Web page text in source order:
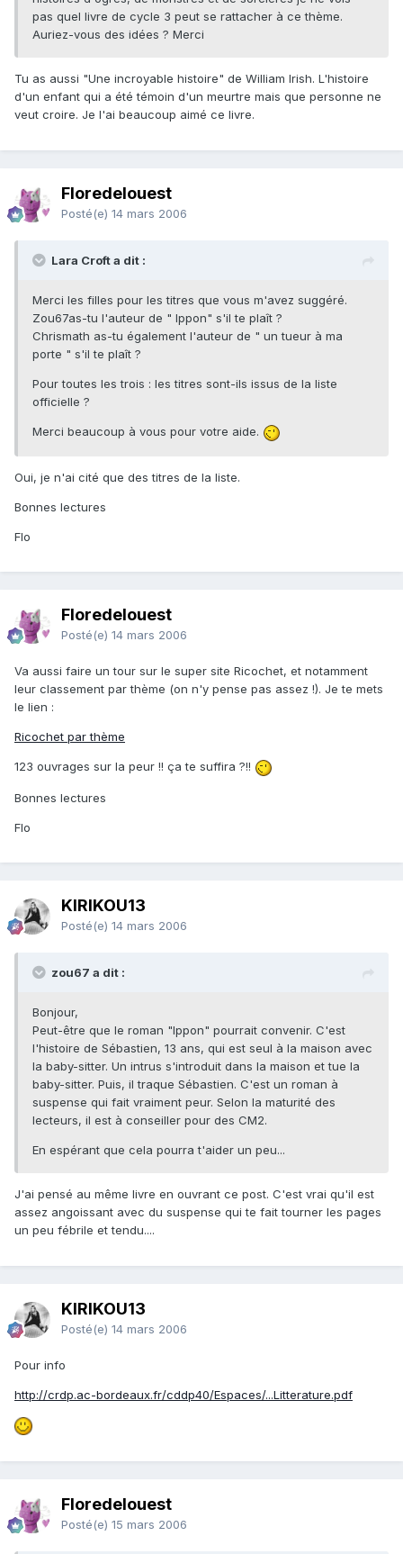
pas quel livre de cycle 3 peut se rattacher à ce thème.
Auriez-vous des idées ? Merci
Tu as aussi "Une incroyable histoire" de William Irish. L'histoire
d'un enfant qui a été témoin d'un meurtre mais que personne ne
veut croire. Je l'ai beaucoup aimé ce livre.
Floredelouest
Posté(e) 14 mars 2006
Lara Croft a dit :
Merci les filles pour les titres que vous m'avez suggéré.
Zou67as-tu l'auteur de " Ippon" s'il te plaît ?
Chrismath as-tu également l'auteur de " un tueur à ma
porte " s'il te plaît ?
Pour toutes les trois : les titres sont-ils issus de la liste
officielle ?
Merci beaucoup à vous pour votre aide.
Oui, je n'ai cité que des titres de la liste.
Bonnes lectures
Flo
Floredelouest
Posté(e) 14 mars 2006
Va aussi faire un tour sur le super site Ricochet, et notamment
leur classement par thème (on n'y pense pas assez !). Je te mets
le lien :
Ricochet par thème
123 ouvrages sur la peur !! ça te suffira ?!!
Bonnes lectures
Flo
KIRIKOU13
Posté(e) 14 mars 2006
zou67 a dit :
Bonjour,
Peut-être que le roman "Ippon" pourrait convenir. C'est
l'histoire de Sébastien, 13 ans, qui est seul à la maison avec
la baby-sitter. Un intrus s'introduit dans la maison et tue la
baby-sitter. Puis, il traque Sébastien. C'est un roman à
suspense qui fait vraiment peur. Selon la maturité des
lecteurs, il est à conseiller pour des CM2.
En espérant que cela pourra t'aider un peu...
J'ai pensé au même livre en ouvrant ce post. C'est vrai qu'il est
assez angoissant avec du suspense qui te fait tourner les pages
un peu fébrile et tendu....
KIRIKOU13
Posté(e) 14 mars 2006
Pour info
http://crdp.ac-bordeaux.fr/cddp40/Espaces/...Litterature.pdf
Floredelouest
Posté(e) 15 mars 2006